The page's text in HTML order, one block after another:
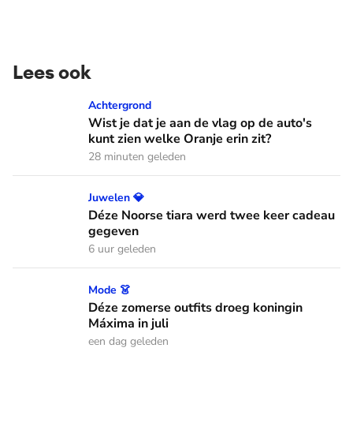
Lees ook
Wist je dat je aan de vlag op de auto's kunt zien welke
Achtergrond
Wist je dat je aan de vlag op de auto's
kunt zien welke Oranje erin zit?
28 minuten geleden
Déze Noorse tiara werd twee keer cadeau gegeven
Juwelen 💎
Déze Noorse tiara werd twee keer cadeau
gegeven
6 uur geleden
Déze zomerse outfits droeg koningin Máxima in juli
Mode 👗
Déze zomerse outfits droeg koningin
Máxima in juli
een dag geleden